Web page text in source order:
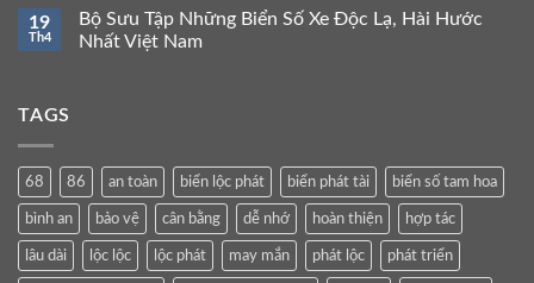
19
Th4
Bộ Sưu Tập Những Biển Số Xe Độc Lạ, Hài Hước
Nhất Việt Nam
TAGS
68 86 an toàn biển lộc phát biển phát tài biển số tam hoa
bình an bảo vệ cân bằng dễ nhớ hoàn thiện hợp tác
lâu dài lộc lộc lộc phát may mắn phát lộc phát triển